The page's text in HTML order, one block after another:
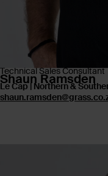
Technical Sales Consultant
Shaun Ramsden
Le Cap | Northern &